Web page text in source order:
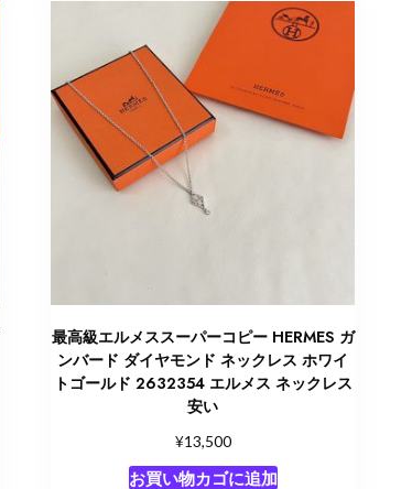
最高級エルメススーパーコピー HERMES ガ
ンバード ダイヤモンド ネックレス ホワイ
トゴールド 2632354 エルメス ネックレス
安い
¥13,500
お買い物カゴに追加